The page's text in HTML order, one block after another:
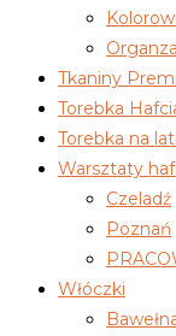
Organza
Tkaniny
Torebka
Torebka na
Warsztaty
Czeladź
Poznań
Włóczki